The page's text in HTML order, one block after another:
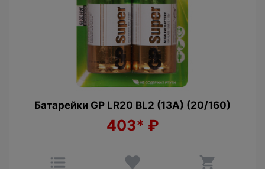
Батарейки GP LR20 BL2 (13A) (20/160)
403* ₽